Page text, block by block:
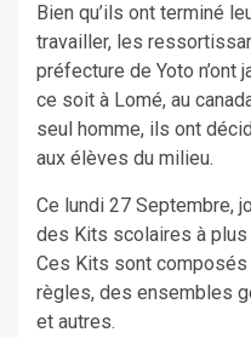
Bien qu’ils ont terminé
travailler, les
préfecture de Yoto n’ont
ce soit à Lomé, au
seul homme, ils ont
aux élèves du milieu.
Ce lundi 27 Septembre,
des Kits scolaires à
Ces Kits sont
règles, des ensembles
et autres.